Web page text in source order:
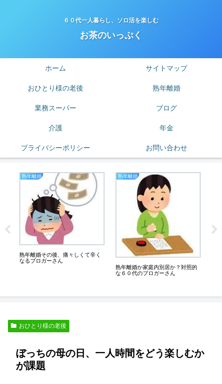
６０代一人暮らし、ソロ活を楽しむ
お茶のいっぷく
ホーム サイトマップ
おひとり様の老後 熟年離婚
業務スーパー ブログ
介護 年金
プライバシーポリシー お問い合わせ
熟年離婚
熟年離婚その後、痛々しくて辛く
なるブロガーさん
熟年離婚
熟年離婚か家庭内別居か？対照的
な６０代のブロガーさん
業
おひとり様の老後
ぼっちの母の日、一人時間をどう楽しむか
が課題